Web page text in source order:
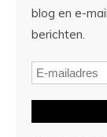
blog en e-
berichten.